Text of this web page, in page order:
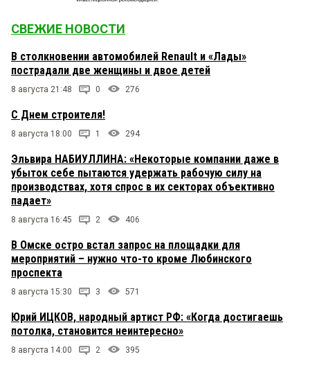
СВЕЖИЕ НОВОСТИ
В столкновении автомобилей Renault и «Лады»
пострадали две женщины и двое детей
8 августа 21:48 0 276
С Днем строителя!
8 августа 18:00 1 294
Эльвира НАБИУЛЛИНА: «Некоторые компании даже в
убыток себе пытаются удержать рабочую силу на
производствах, хотя спрос в их секторах объективно
падает»
8 августа 16:45 2 406
В Омске остро встал запрос на площадки для
мероприятий – нужно что-то кроме Любинского
проспекта
8 августа 15:30 3 571
Юрий ИЦКОВ, народный артист РФ: «Когда достигаешь
потолка, становится неинтересно»
8 августа 14:00 2 395